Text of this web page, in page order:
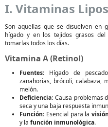
I. Vitaminas
Son aquellas que se disuelven en
hígado y en los tejidos grasos
tomarlas todos los días.
Vitamina A (Retinol)
Fuentes: Hígado de
zanahorias, brócoli, calabaza,
melón.
Deficiencia: Causa problemas
seca y una baja respuesta
Función: Esencial para lavisión
y la función inmunológica.